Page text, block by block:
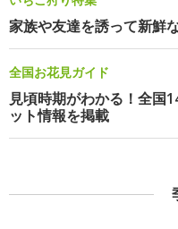
家族や友達を誘って新鮮
全国お花見ガイド
見頃時期がわかる！全国
ット情報を掲載